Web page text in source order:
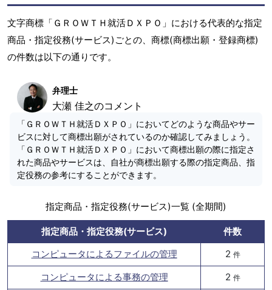
文字商標「ＧＲＯＷＴＨ就活ＤＸＰＯ」における代表的な指定
商品・指定役務(サービス)ごとの、商標(商標出願・登録商標)
の件数は以下の通りです。
弁理士
大瀬 佳之のコメント
「ＧＲＯＷＴＨ就活ＤＸＰＯ」においてどのような商品やサー
ビスに対して商標出願がされているのか確認してみましょう。
「ＧＲＯＷＴＨ就活ＤＸＰＯ」において商標出願の際に指定さ
れた商品やサービスは、自社が商標出願する際の指定商品、指
定役務の参考にすることができます。
指定商品・指定役務(サービス)一覧 (全期間)
指定商品・指定役務(サービス)
件数
コンピュータによるファイルの管理
2 件
コンピュータによる事務の管理 2 件